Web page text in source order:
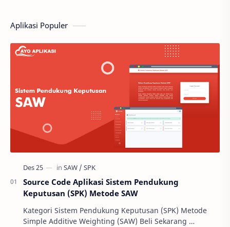
Aplikasi Populer
Source Code Aplikasi Sistem Pendukung
Keputusan (SPK) Metode SAW
Kategori Sistem Pendukung Keputusan (SPK) Metode
Simple Additive Weighting (SAW) Beli Sekarang …